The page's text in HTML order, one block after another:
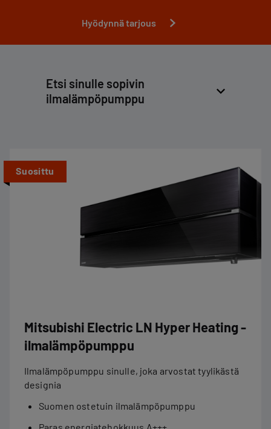
Hyödynnä tarjous
Etsi sinulle sopivin
ilmalämpöpumppu
Suosittu
Mitsubishi Electric LN Hyper Heating -
ilmalämpöpumppu
Ilmalämpöpumppu sinulle, joka arvostat tyylikästä
designia
Suomen ostetuin ilmalämpöpumppu